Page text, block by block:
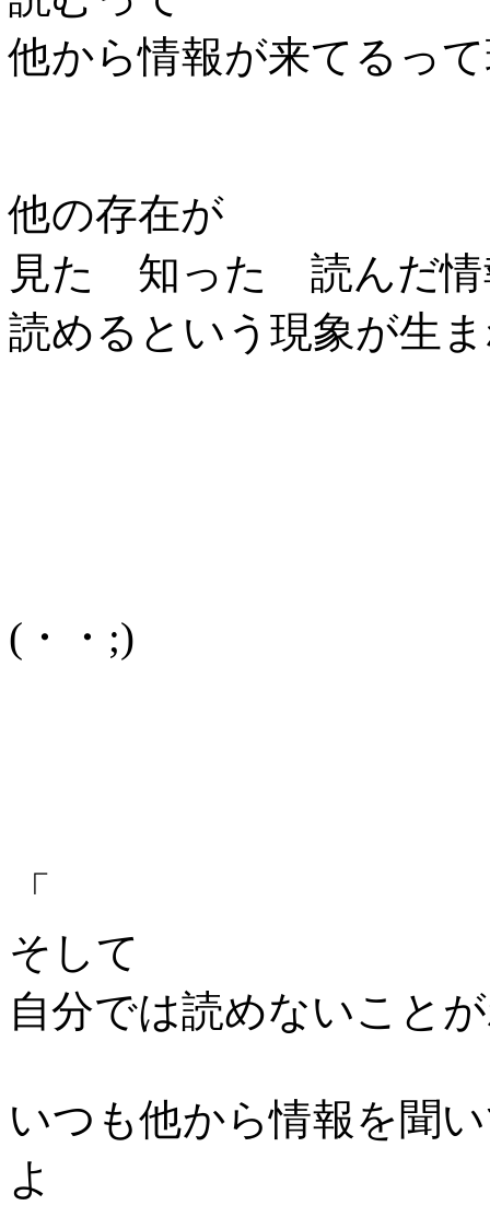
他から情報が来てるっ
他の存在が
見た 知った 読んだ情
読めるという現象が生
(・・;)
「
そして
自分では読めないこと
いつも他から情報を聞
よ